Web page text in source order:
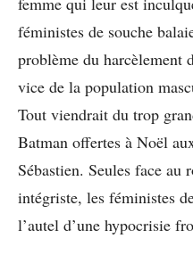
féministes de souche
problème du harcèlement
vice de la population
Tout viendrait du trop
Batman offertes à Noël
Sébastien. Seules face au
intégriste, les féministes
l’autel d’une hypocrisie